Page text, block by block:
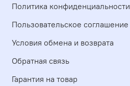
Политика конфиденциальности
Пользовательское соглашение
Условия обмена и возврата
Обратная связь
Гарантия на товар